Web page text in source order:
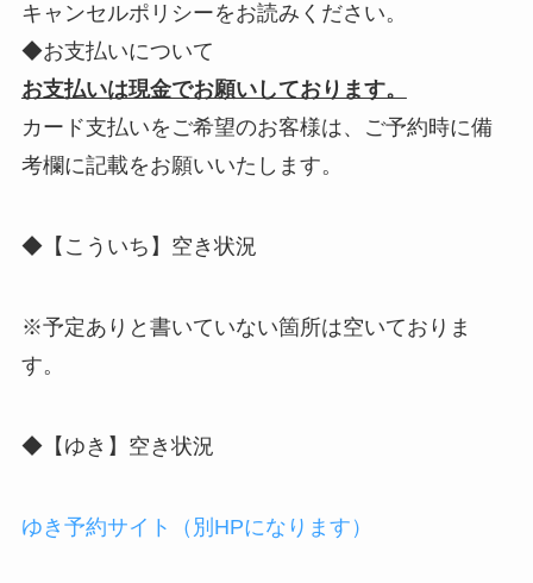
キャンセルポリシーをお読みください。
◆お支払いについて
お支払いは現金でお願いしております。
カード支払いをご希望のお客様は、ご予約時に備
考欄に記載をお願いいたします。
◆【こういち】空き状況
※予定ありと書いていない箇所は空いておりま
す。
◆【ゆき】空き状況
ゆき予約サイト（別HPになります）